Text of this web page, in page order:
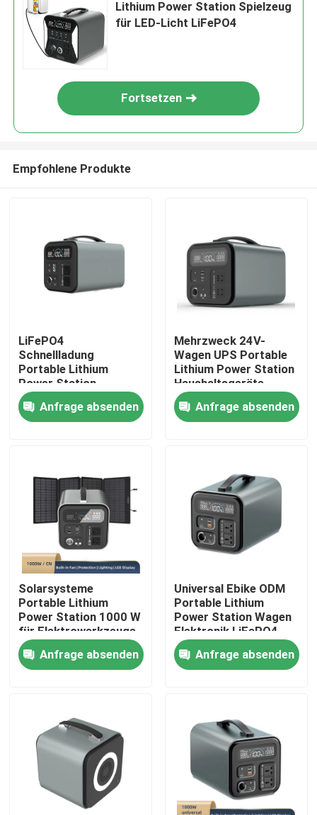
Haus
Videos
Über uns
Fabrik-Ausflug
Qualitätskontrolle
Treten Sie mit uns in Verbindung
Fordern Sie ein Zitat
Lithium Ion Battery Cells
Lithium-Eisenphosphat-Batteriezelle
Lithium Power Station Spielzeug
für LED-Licht LiFePO4
Fortsetzen
Empfohlene Produkte
LiFePO4
Schnellladung
Portable Lithium
Power Station
Überlastschutz
Anfrage absenden
Mehrzweck 24V-
Wagen UPS Portable
Lithium Power Station
Haushaltsgeräte
Spielzeug
Anfrage absenden
Solarsysteme
Portable Lithium
Power Station 1000 W
für Elektrowerkzeuge
Anfrage absenden
Universal Ebike ODM
Portable Lithium
Power Station Wagen
Elektronik LiFePO4
Anfrage absenden